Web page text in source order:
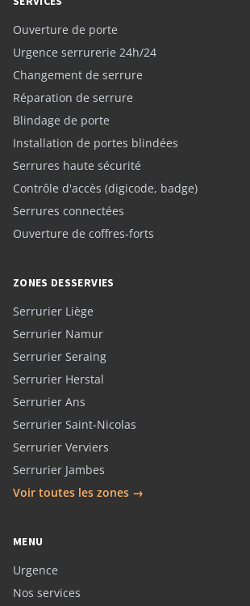
Ouverture de porte
Urgence serrurerie 24h/24
Changement de serrure
Réparation de serrure
Blindage de porte
Installation de portes blindées
Serrures haute sécurité
Contrôle d'accès (digicode, badge)
Serrures connectées
Ouverture de coffres-forts
ZONES DESSERVIES
Serrurier Liège
Serrurier Namur
Serrurier Seraing
Serrurier Herstal
Serrurier Ans
Serrurier Saint-Nicolas
Serrurier Verviers
Serrurier Jambes
Voir toutes les zones →
MENU
Urgence
Nos services